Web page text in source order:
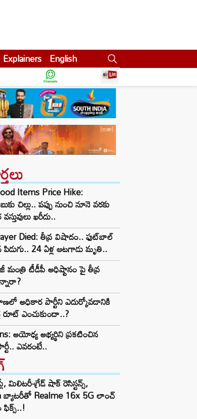
Explainers English
Items Price Hike:
చిల్లు.. పప్పు నుంచి నూనె వరకు
ఖరీదు..
Died: తీవ్ర విషాదం.. ఫుట్‌బాల్
24 ఏళ్ల ఆటగాడు మృతి..
టీడీపీ అధిష్టానం పై తీవ్ర
అధికార పార్టీని ఎదుర్కోవడానికి
రూట్‌ ఎంచుకుందా..?
అయోధ్య అభ్యర్థిని ప్రకటించిన
ఎవరంటే..
మిలిటరీ-గ్రేడ్ షాక్ రెసిస్టన్స్,
బ్యాటరీతో Realme 16x 5G లాంచ్
ఫిక్స్..!